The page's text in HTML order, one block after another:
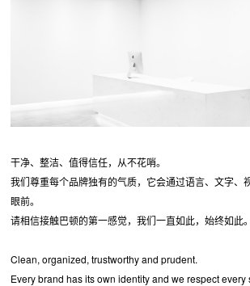
干净、整洁、值得信任，从不花哨。
我们尊重每个品牌独有的气质，它会通过语言、文字、
眼前。
请相信接触巴顿的第一感觉，我们一直如此，始终如此。
Clean, organized, trustworthy and prudent.
Every brand has its own identity and we respect